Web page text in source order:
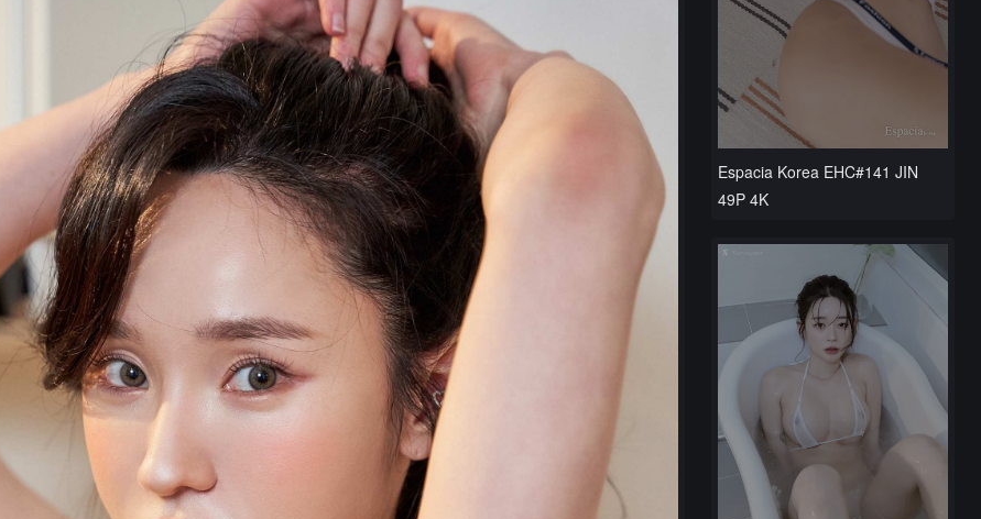
Espacia Korea EHC#141 JIN
49P 4K